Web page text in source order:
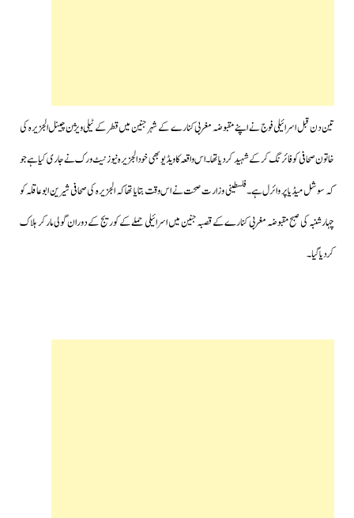
تین دن قبل اسرائیلی فوج نے اپنے مقبوضہ مغربی کنارے کے شہر جنین میں قطر کے ٹیلی ویژن چینل الجزیرہ کی
خاتون صحافی کو فائرنگ کرکے شہید کردیاتھا۔اس واقعہ کا ویڈیوبھی خود الجزیرہ نیوز نیٹ ورک نے جاری کیا ہےجو
کہ سوشل میڈیا پر وائرل ہے۔فلسطینی وزارت صحت نے اس وقت بتایا تھا کہ الجزیرہ کی صحافی شیرین ابو عاقلہ کو
چہارشنبہ کی صبح مقبوضہ مغربی کنارےکے قصبہ جنین میں اسرائیلی حملے کے کوریج کے دوران گولی مارکر ہلاک
کردیا گیا۔